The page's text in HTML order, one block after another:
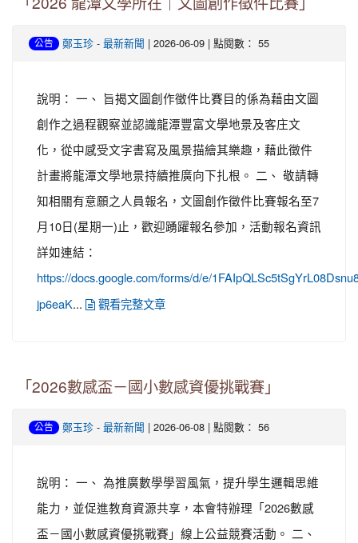
「2026 龍潭文學所在｜文圖創作徵件比賽」
公告 鄭玉珍 - 最新新聞 | 2026-06-09 | 點閱數： 55
說明： 一、 旨揭文圖創作徵件比賽目的係為藉由文圖
創作之過程觀察並認識龍潭豐富文學地景及客庄文
化，從中感受文字書寫及風景描繪其樂趣，藉此徵件
計畫將龍潭文學地景持續推廣向下扎根。 二、 敬請轉
知相關有意願之人員報名，文圖創作徵件比賽報名至7
月10日(星期一)止，歡迎踴躍報名參加，活動報名資訊
詳如連結：
https://docs.google.com/forms/d/e/
jp6eaK... 觀看完整文章
「2026數感盃－國小數感資優挑戰賽」
公告 鄭玉珍 - 最新新聞 | 2026-06-08 | 點閱數： 56
說明： 一、 為推廣數學學習風氣，提升學生邏輯思維
能力，並促進教育資源共享，本會特辦理「2026數感
盃－國小數感資優挑戰賽」線上公益競賽活動。 二、